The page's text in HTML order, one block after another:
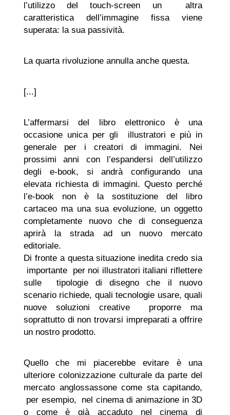
l’utilizzo del touch-screen un altra
caratteristica dell’immagine fissa viene
superata: la sua passività.
La quarta rivoluzione annulla anche questa.
[...]
L’affermarsi del libro elettronico è una
occasione unica per gli illustratori e più in
generale per i creatori di immagini. Nei
prossimi anni con l’espandersi dell’utilizzo
degli e-book, si andrà configurando una
elevata richiesta di immagini. Questo perché
l’e-book non è la sostituzione del libro
cartaceo ma una sua evoluzione, un oggetto
completamente nuovo che di conseguenza
aprirà la strada ad un nuovo mercato
editoriale.
Di fronte a questa situazione inedita credo sia
importante per noi illustratori italiani riflettere
sulle tipologie di disegno che il nuovo
scenario richiede, quali tecnologie usare, quali
nuove soluzioni creative proporre ma
soprattutto di non trovarsi impreparati a offrire
un nostro prodotto.
Quello che mi piacerebbe evitare è una
ulteriore colonizzazione culturale da parte del
mercato anglossassone come sta capitando,
per esempio, nel cinema di animazione in 3D
o come è già accaduto nel cinema di